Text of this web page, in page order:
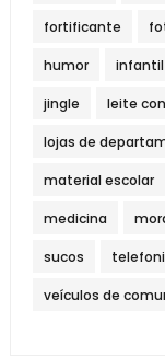
fortificante
humor infantil
jingle leite
lojas de
material escolar
medicina
sucos
veículos de